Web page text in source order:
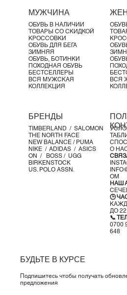
снизу, на 13% отзывчивее прежней
Амортизационные вставки по
гибкости и плавному перекату
Мягкий язычок и внутренняя
посадка
Новое в модели— впервые: два
ZoomX и ReactX вместе
Детали продукта:
МУЖЧИНА
ОБУВЬ В НАЛИЧИИ
ТОВАРЫ СО СКИДКОЙ
КРОССОВКИ
ОБУВЬ ДЛЯ БЕГА
ЗИМНЯЯ
ОБУВЬ, БОТИНКИ
ПОХОДНАЯ ОБУВЬ
БЕСТСЕЛЛЕРЫ
ВСЯ МУЖСКАЯ
КОЛЛЕКЦИЯ
ВСЯ
БРЕНДЫ
TIMBERLAND / SALOMON
THE NORTH FACE
NEW BALANCE / PUMA
NIKE / ADIDAS / ASICS
ON / BOSS / UGG
BIRKENSTOCK
US. POLO ASSN.
О
OM
НАШ
🕒
ДО
📞
0700
648
БУДЬТЕ В КУРСЕ
Подпишитесь чтобы получать
предложения